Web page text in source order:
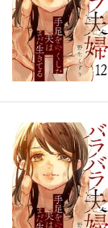
ポイント